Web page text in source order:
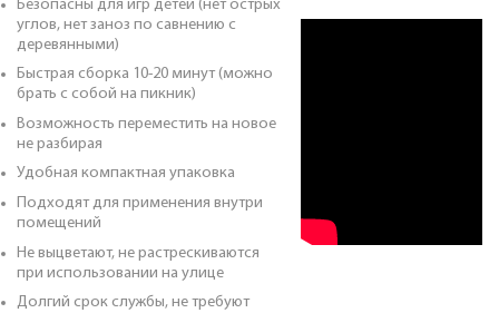
Безопасны для игр детей (нет острых
углов, нет заноз по савнению с
деревянными)
Быстрая сборка 10-20 минут (можно
брать с собой на пикник)
Возможность переместить на новое
не разбирая
Удобная компактная упаковка
Подходят для применения внутри
помещений
Не выцветают, не растрескиваются
при использовании на улице
Долгий срок службы, не требуют